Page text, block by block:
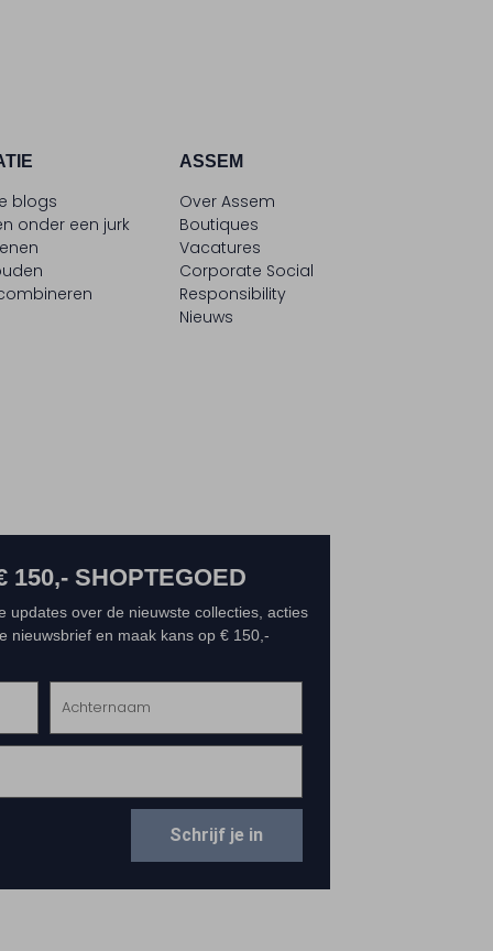
blogs
onder een jurk
ASSEM
Over Assem
Boutiques
Vacatures
Corporate Social
Responsibility
Nieuws
150,- SHOPTEGOED
updates over de nieuwste collecties, acties
nieuwsbrief en maak kans op € 150,-
Schrijf je in